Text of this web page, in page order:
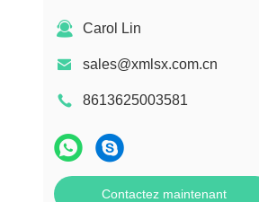
Carol Lin
sales@xmlsx.com.cn
8613625003581
Contactez maintenant